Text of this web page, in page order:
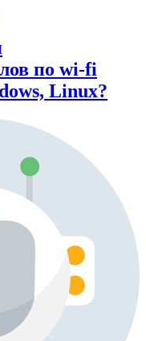
по wi-fi
Linux?